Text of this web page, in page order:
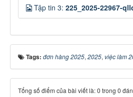
Tập tin 3: 225_2025-22967-
Tags: đơn hàng 2025, 2025, việc làm
Tổng số điểm của bài viết là: 0 trong 0